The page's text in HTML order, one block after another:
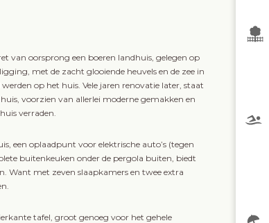
van oorsprong een boeren landhuis, gelegen op
met de zacht glooiende heuvels en de zee in
op het huis. Vele jaren renovatie later, staat
voorzien van allerlei moderne gemakken en
verraden.
een oplaadpunt voor elektrische auto’s (tegen
buitenkeuken onder de pergola buiten, biedt
Want met zeven slaapkamers en twee extra
tafel, groot genoeg voor het gehele